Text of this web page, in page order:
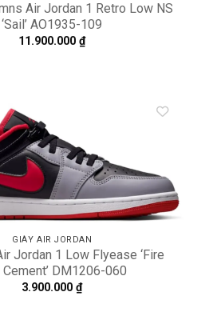
Air Jordan 1 Retro Low NS
‘Sail’ AO1935-109
11.900.000₫
GIÀY AIR JORDAN
Jordan 1 Low Flyease ‘Fire
Cement’ DM1206-060
3.900.000₫